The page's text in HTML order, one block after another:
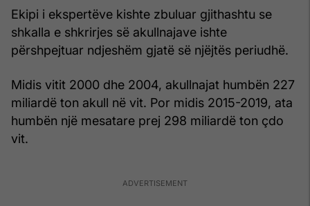
Ekipi i ekspertëve kishte zbuluar gjithashtu se
shkalla e shkrirjes së akullnajave ishte
përshpejtuar ndjeshëm gjatë së njëjtës periudhë.
Midis vitit 2000 dhe 2004, akullnajat humbën 227
miliardë ton akull në vit. Por midis 2015-2019, ata
humbën një mesatare prej 298 miliardë ton çdo
vit.